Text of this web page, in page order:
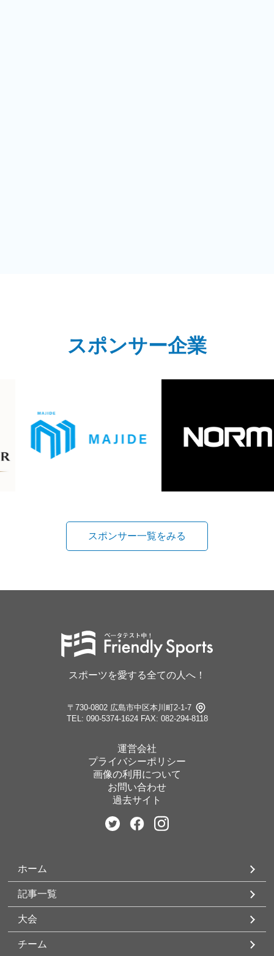
スポンサー企業
スポンサー一覧をみる
スポーツを愛する全ての人へ！
〒730-0802 広島市中区本川町2-1-7
TEL: 090-5374-1624 FAX: 082-294-8118
運営会社
プライバシーポリシー
画像の利用について
お問い合わせ
過去サイト
ホーム
記事一覧
大会
チーム